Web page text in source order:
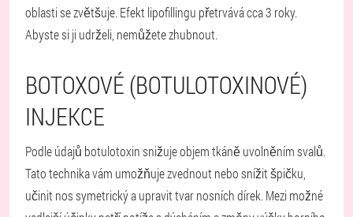
oblasti se zvětšuje. Efekt lipofillingu přetrvává cca 3 roky.
Abyste si ji udrželi, nemůžete zhubnout.
BOTOXOVÉ (BOTULOTOXINOVÉ)
INJEKCE
Podle údajů botulotoxin snižuje objem tkáně uvolněním svalů.
Tato technika vám umožňuje zvednout nebo snížit špičku,
učinit nos symetrický a upravit tvar nosních dírek. Mezi možné